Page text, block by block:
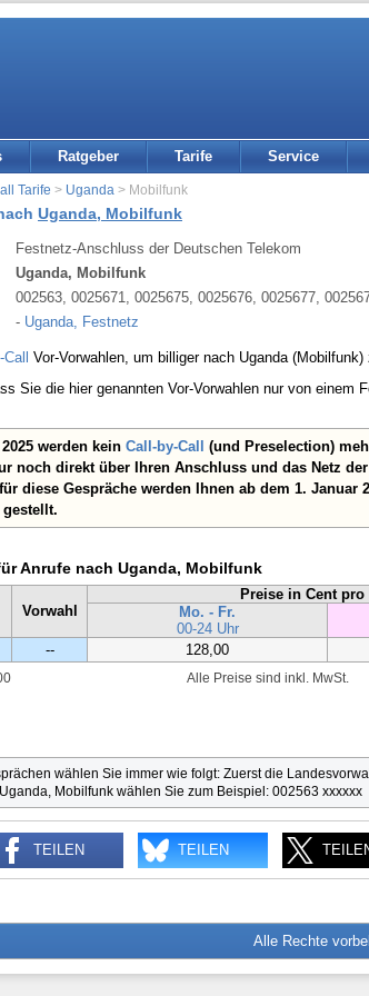
Ratgeber Tarife Service
Tarife > Uganda > Mobilfunk
Uganda, Mobilfunk
Festnetz-Anschluss der Deutschen Telekom
Uganda, Mobilfunk
002563, 0025671, 0025675, 0025676, 0025677,
- Uganda, Festnetz
Call Vor-Vorwahlen, um billiger nach Uganda (Mobilfunk)
Sie die hier genannten Vor-Vorwahlen nur von einem
werden kein Call-by-Call (und Preselection)
noch direkt über Ihren Anschluss und das Netz
diese Gespräche werden Ihnen ab dem 1. Januar
Anrufe nach Uganda, Mobilfunk
Vorwahl
Preise in Cent pro
Mo. - Fr.
00-24 Uhr
-- 128,00
Alle Preise sind inkl. MwSt.
wählen Sie immer wie folgt: Zuerst die
Mobilfunk wählen Sie zum Beispiel: 002563 xxxxxx
TEILEN TEILEN
Alle Rechte